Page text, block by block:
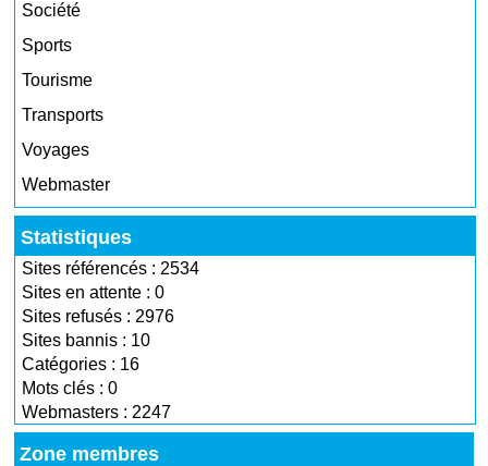
Société
Sports
Tourisme
Transports
Voyages
Webmaster
Statistiques
Sites référencés : 2534
Sites en attente : 0
Sites refusés : 2976
Sites bannis : 10
Catégories : 16
Mots clés : 0
Webmasters : 2247
Zone membres